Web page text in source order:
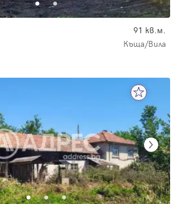
91 кв.м.
Къща/Вила